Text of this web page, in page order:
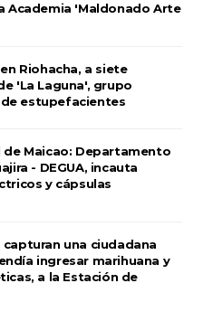
Academia 'Maldonado Arte
Riohacha, a siete
'La Laguna', grupo
estupefacientes
de Maicao: Departamento
- DEGUA, incauta
y cápsulas
capturan una ciudadana
ingresar marihuana y
a la Estación de